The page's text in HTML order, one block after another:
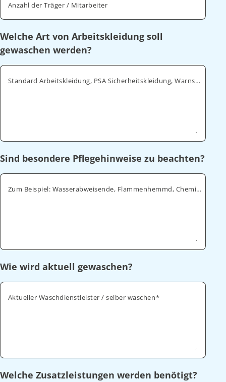
Anzahl der Träger / Mitarbeiter
Welche Art von Arbeitskleidung soll
gewaschen werden?
Standard Arbeitskleidung, PSA Sicherheitskleidung, Warnschutz, ESD
Sind besondere Pflegehinweise zu beachten?
Zum Beispiel: Wasserabweisende, Flammenhemmd, Chemikalienabweisende
Wie wird aktuell gewaschen?
Aktueller Waschdienstleister / selber waschen
Welche Zusatzleistungen werden benötigt?